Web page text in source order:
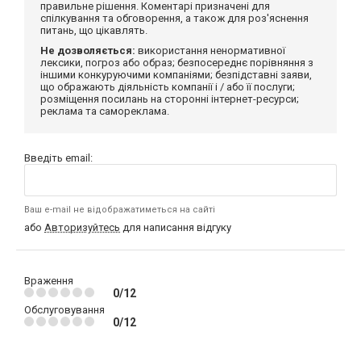
правильне рішення. Коментарі призначені для
спілкування та обговорення, а також для роз'яснення
питань, що цікавлять.
Не дозволяється: використання ненормативної
лексики, погроз або образ; безпосереднє порівняння з
іншими конкуруючими компаніями; безпідставні заяви,
що ображають діяльність компанії і / або її послуги;
розміщення посилань на сторонні інтернет-ресурси;
реклама та самореклама.
Введіть email:
Ваш e-mail не відображатиметься на сайті
або Авторизуйтесь для написання відгуку
Враження
0/12
Обслуговування
0/12